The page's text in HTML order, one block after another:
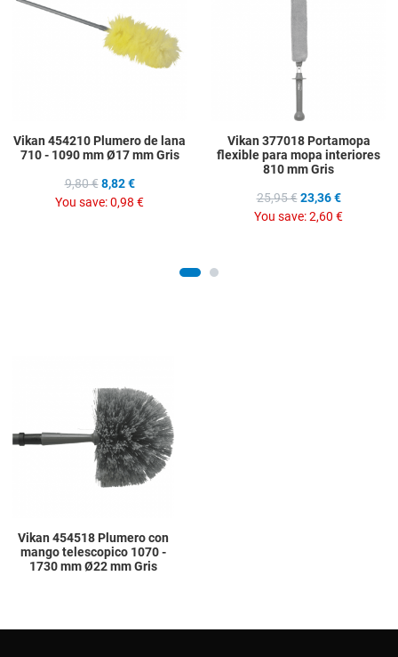
Vikan 454210 Plumero de lana
710 - 1090 mm Ø17 mm Gris
9,80 € 8,82 €
You save:0,98 €
Vikan 377018 Portamopa
flexible para mopa interiores
810 mm Gris
25,95 € 23,36 €
You save:2,60 €
Vikan 454518 Plumero con
mango telescopico 1070 -
1730 mm Ø22 mm Gris